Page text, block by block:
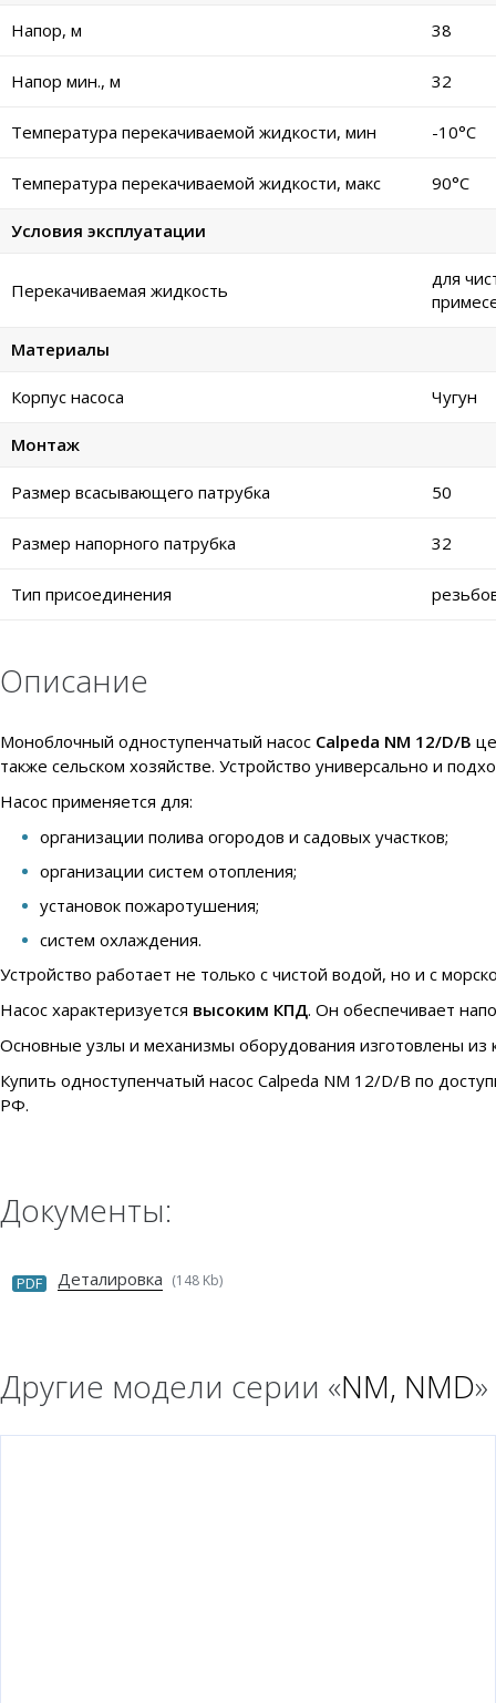
Напор, м 38
Напор мин., м 32
Температура перекачиваемой жидкости, мин -10°C
Температура перекачиваемой жидкости, макс 90°C
Условия эксплуатации
Перекачиваемая жидкость
для
Материалы
Корпус насоса Чугун
Монтаж
Размер всасывающего патрубка 50
Размер напорного патрубка 32
Тип присоединения
Описание
Моноблочный одноступенчатый насос Calpeda NM 12/D/B
также сельском хозяйстве. Устройство универсально и
Насос применяется для:
организации полива огородов и садовых участков;
организации систем отопления;
установок пожаротушения;
систем охлаждения.
Устройство работает не только с чистой водой, но и с
Насос характеризуется высоким КПД. Он обеспечивает
Основные узлы и механизмы оборудования изготовлены из
Купить одноступенчатый насос Calpeda NM 12/D/B по
РФ.
Документы:
PDF Деталировка (148 Kb)
Другие модели серии «NM, NMD»